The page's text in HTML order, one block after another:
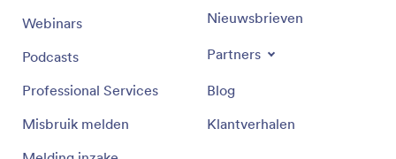
Webinars
Podcasts
Professional Services
Misbruik melden
Nieuwsbrieven
Partners
Blog
Klantverhalen